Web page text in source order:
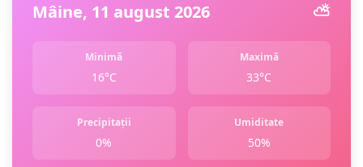
Mâine, 11 august 2026 ⛅️
Minimă
16°C
Maximă
33°C
Precipitații
0%
Umiditate
50%